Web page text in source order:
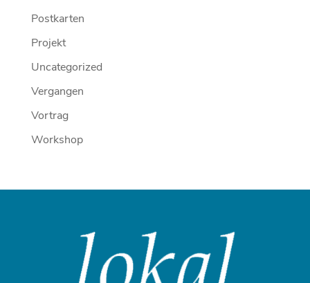
Postkarten
Projekt
Uncategorized
Vergangen
Vortrag
Workshop